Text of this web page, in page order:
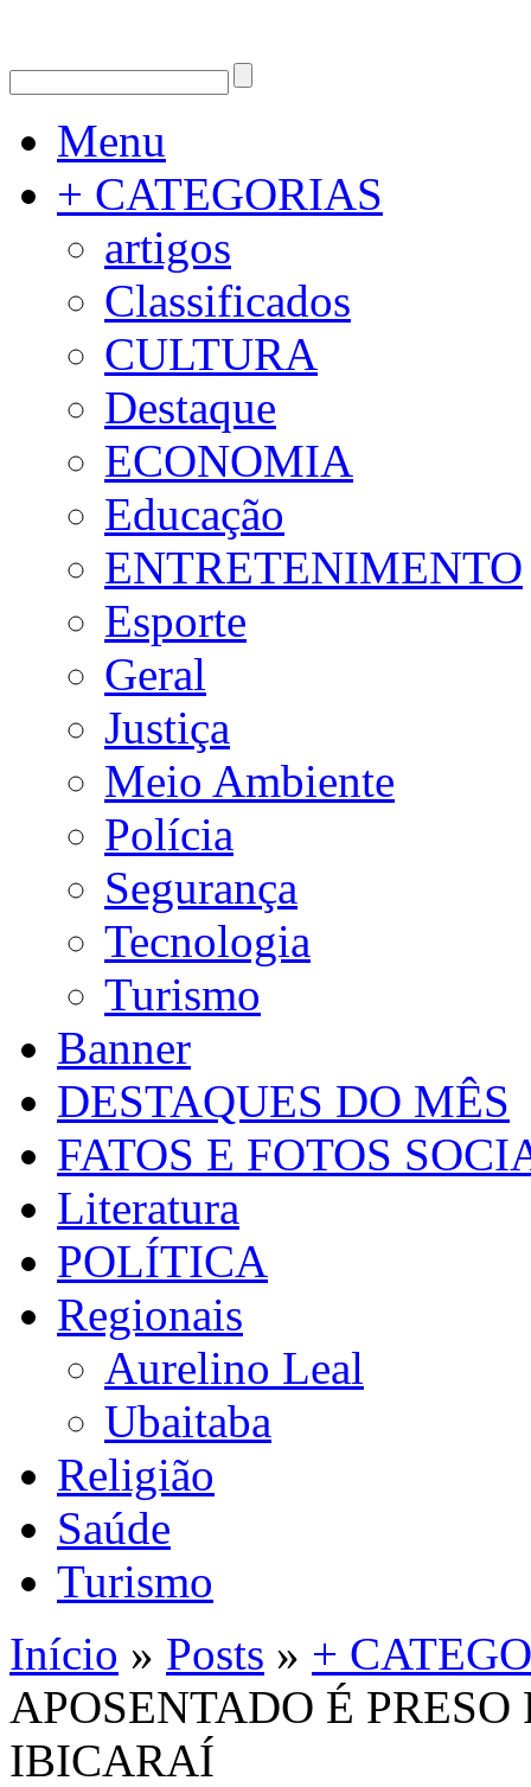
Menu
+ CATEGORIAS
artigos
Classificados
CULTURA
Destaque
ECONOMIA
Educação
ENTRETENIMENTO
Esporte
Geral
Justiça
Meio Ambiente
Polícia
Segurança
Tecnologia
Turismo
Banner
DESTAQUES DO MÊS
FATOS E FOTOS
Literatura
POLÍTICA
Regionais
Aurelino Leal
Ubaitaba
Religião
Saúde
Turismo
Início » Posts » +
APOSENTADO É
IBICARAÍ